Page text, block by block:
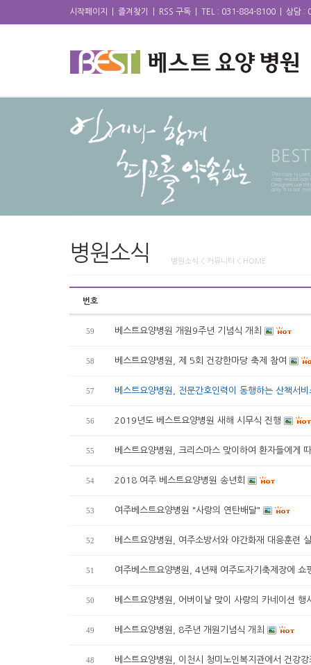
시작페이지 즐겨찾기 RSS 구독 TEL : 031-884-8100 상담 :
병원소식 병원소식 < 커뮤니티 < HOME
번호
59 베스트요양병원 개원9주년 기념식 개최
58 베스트요양병원, 제 5회 건강한마당 축제 참여
57 베스트요양병원, 전문간호인력이 동행하는 산책서비
56 2019년도 베스트요양병원 새해 시무식 진행
55 베스트요양병원, 크리스마스 맞이하여 환자들에게
54 2018 여주 베스트요양병원 송년회
53 여주베스트요양병원 "사랑의 연탄배달"
52 베스트요양병원, 여주소방서와 야간화재 대응훈련
51 여주베스트요양병원, 4년째 여주도자기축제장에
50 베스트요양병원, 어버이날 맞이 사랑의 카네이션 행
49 베스트요양병원, 8주년 개원기념식 개최
48 베스트요양병원, 이천시 청미노인복지관에서 건강